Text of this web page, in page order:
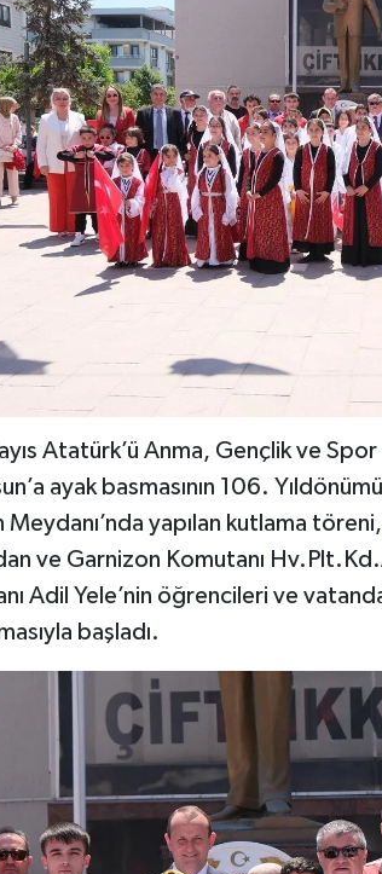
Atatürk’ü Anma, Gençlik ve
ayak basmasının 106.
Meydanı’nda yapılan kutlama
ve Garnizon Komutanı
Adil Yele’nin öğrencileri ve
başladı.